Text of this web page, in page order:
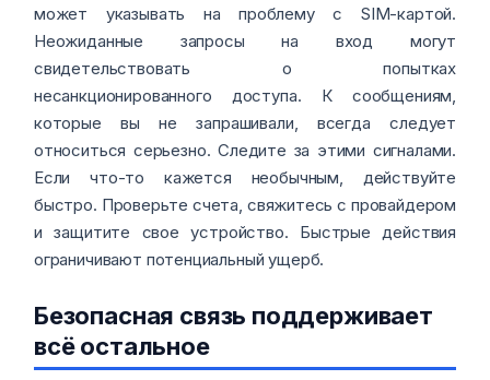
может указывать на проблему с SIM-картой.
Неожиданные запросы на вход могут
свидетельствовать о попытках
несанкционированного доступа. К сообщениям,
которые вы не запрашивали, всегда следует
относиться серьезно. Следите за этими сигналами.
Если что-то кажется необычным, действуйте
быстро. Проверьте счета, свяжитесь с провайдером
и защитите свое устройство. Быстрые действия
ограничивают потенциальный ущерб.
Безопасная связь поддерживает
всё остальное